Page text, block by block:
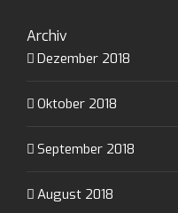
Archiv
Dezember 2018
Oktober 2018
September 2018
August 2018